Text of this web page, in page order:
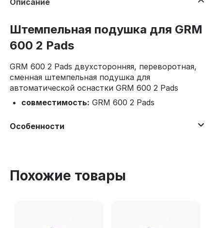
Описание
Штемпельная подушка для GRM
600 2 Pads
GRM 600 2 Pads двухсторонняя, переворотная,
сменная штемпельная подушка для
автоматической оснастки GRM 600 2 Pads
совместимость: GRM 600 2 Pads
Особенности
Похожие товары